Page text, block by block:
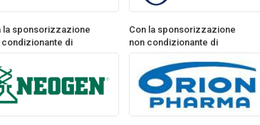
la sponsorizzazione
condizionante di
Con la sponsorizzazione
non condizionante di